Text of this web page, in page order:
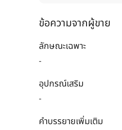
ข้อความจากผู้ขาย
ลักษณะเฉพาะ
-
อุปกรณ์เสริม
-
คำบรรยายเพิ่มเติม